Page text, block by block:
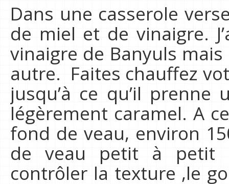
Dans une casserole
de miel et de vinaigre.
vinaigre de Banyuls
autre. Faites chauffez
jusqu’à ce qu’il
légèrement caramel. A
fond de veau, environ
de veau petit à petit
contrôler la texture ,le